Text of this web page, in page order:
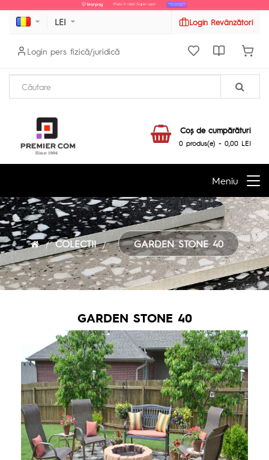
LEI Login Revânzători
Login pers fizică/juridică
Coş de cumpărături
0 produs(e) - 0,00 LEI
Meniu
COLECTII GARDEN STONE 40
GARDEN STONE 40